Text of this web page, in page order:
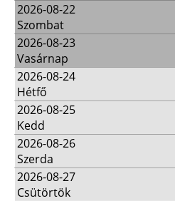
2026-08-22
Szombat
2026-08-23
Vasárnap
2026-08-24
Hétfő
2026-08-25
Kedd
2026-08-26
Szerda
2026-08-27
Csütörtök